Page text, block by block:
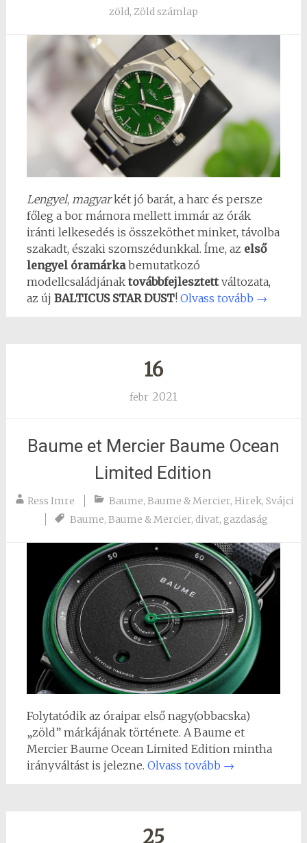
zöld, Zöld számlap
Lengyel, magyarkét jó barát, a harc és persze
főleg a bor mámora mellett immár az órák
iránti lelkesedés is összeköthet minket, távolba
szakadt, északi szomszédunkkal. Íme, az első
lengyel óramárkabemutatkozó
modellcsaládjánaktovábbfejlesztettváltozata,
az új BALTICUS STAR DUST! Olvass tovább →
16
febr 2021
Baume et Mercier Baume Ocean
Limited Edition
Ress Imre Baume,Baume & Mercier,Hirek,Svájci
Baume,Baume & Mercier, divat, gazdaság
Folytatódik az óraipar első nagy(obbacska)
„zöld” márkájának története. A Baume et
Mercier Baume Ocean Limited Edition mintha
irányváltást is jelezne. Olvass tovább →
25